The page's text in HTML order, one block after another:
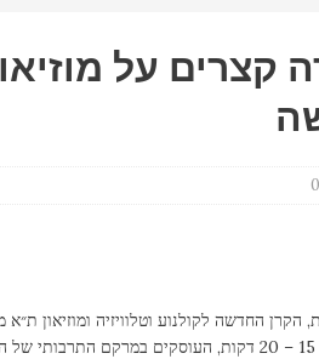
קצרים על
0
הקרן החדשה לקולנוע וטלוויזיה ומוזיאון